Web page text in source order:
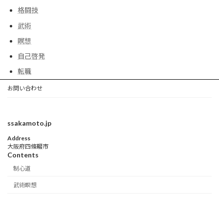
格闘技
武術
瞑想
自己啓発
転職
お問い合わせ
ssakamoto.jp
Address
大阪府四條畷市
Contents
制心道
武術瞑想